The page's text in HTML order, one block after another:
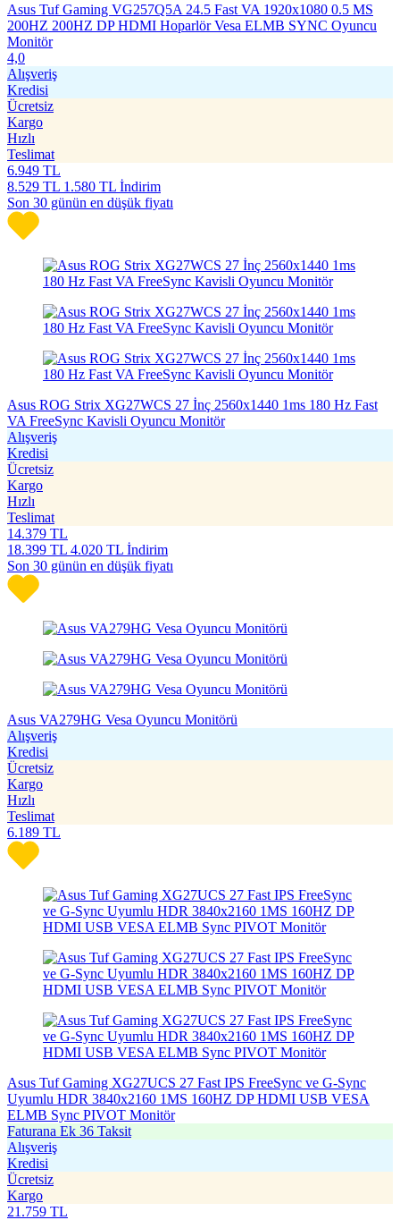
Asus Tuf Gaming VG257Q5A 24.5 Fast VA 1920x1080 0.5 MS
200HZ 200HZ DP HDMI Hoparlör Vesa ELMB SYNC Oyuncu
Monitör
4,0
Alışveriş
Kredisi
Ücretsiz
Kargo
Hızlı
Teslimat
6.949 TL
8.529 TL 1.580 TL İndirim
Son 30 günün en düşük fiyatı
Asus ROG Strix XG27WCS 27 İnç 2560x1440 1ms 180 Hz Fast
VA FreeSync Kavisli Oyuncu Monitör
Alışveriş
Kredisi
Ücretsiz
Kargo
Hızlı
Teslimat
14.379 TL
18.399 TL 4.020 TL İndirim
Son 30 günün en düşük fiyatı
Asus VA279HG Vesa Oyuncu Monitörü
Alışveriş
Kredisi
Ücretsiz
Kargo
Hızlı
Teslimat
6.189 TL
Asus Tuf Gaming XG27UCS 27 Fast IPS FreeSync ve G-Sync
Uyumlu HDR 3840x2160 1MS 160HZ DP HDMI USB VESA
ELMB Sync PIVOT Monitör
Faturana Ek 36 Taksit
Alışveriş
Kredisi
Ücretsiz
Kargo
21.759 TL